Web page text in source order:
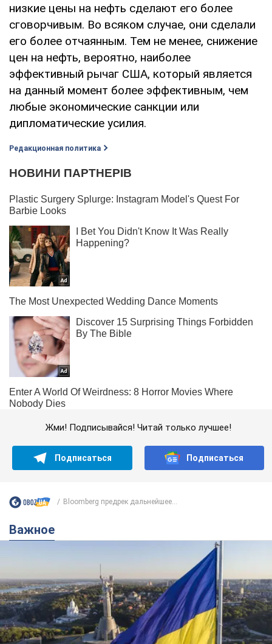
низкие цены на нефть сделают его более
сговорчивым. Во всяком случае, они сделали
его более отчаянным. Тем не менее, снижение
цен на нефть, вероятно, наиболее
эффективный рычаг США, который является
на данный момент более эффективным, чем
любые экономические санкции или
дипломатические усилия.
Редакционная политика
Жми! Подписывайся! Читай только лучшее!
Подписаться Подписаться
Bloomberg предрек дальнейшее...
Важное